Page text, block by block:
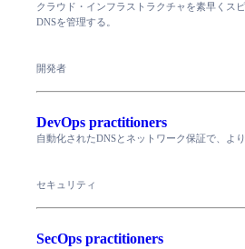
クラウド・インフラストラクチャを素早くス
DNSを管理する。
開発者
DevOps practitioners
自動化されたDNSとネットワーク保証で、よ
セキュリティ
SecOps practitioners